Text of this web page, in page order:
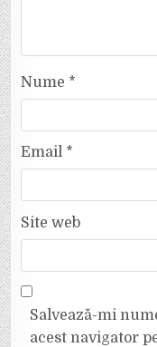
Nume *
Email *
Site web
Salvează-mi
acest navigator